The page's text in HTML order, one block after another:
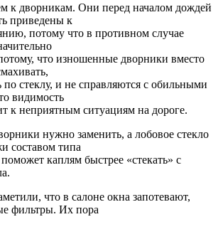
к дворникам. Они перед началом дождей
приведены к
потому что в противном случае
что изношенные дворники вместо
по стеклу, и не справляются с обильными
видимость
к неприятным ситуациям на дороге.
нужно заменить, а лобовое стекло
составом типа
каплям быстрее «стекать» с
что в салоне окна запотевают,
фильтры. Их пора